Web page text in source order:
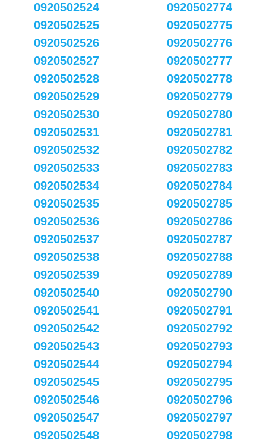
0920502524
0920502525
0920502526
0920502527
0920502528
0920502529
0920502530
0920502531
0920502532
0920502533
0920502534
0920502535
0920502536
0920502537
0920502538
0920502539
0920502540
0920502541
0920502542
0920502543
0920502544
0920502545
0920502546
0920502547
0920502548
0920502774
0920502775
0920502776
0920502777
0920502778
0920502779
0920502780
0920502781
0920502782
0920502783
0920502784
0920502785
0920502786
0920502787
0920502788
0920502789
0920502790
0920502791
0920502792
0920502793
0920502794
0920502795
0920502796
0920502797
0920502798